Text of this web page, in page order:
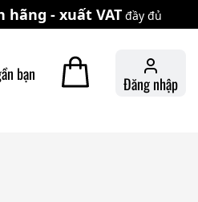
hãng - xuất VAT đầy đủ
bạn Đăng nhập